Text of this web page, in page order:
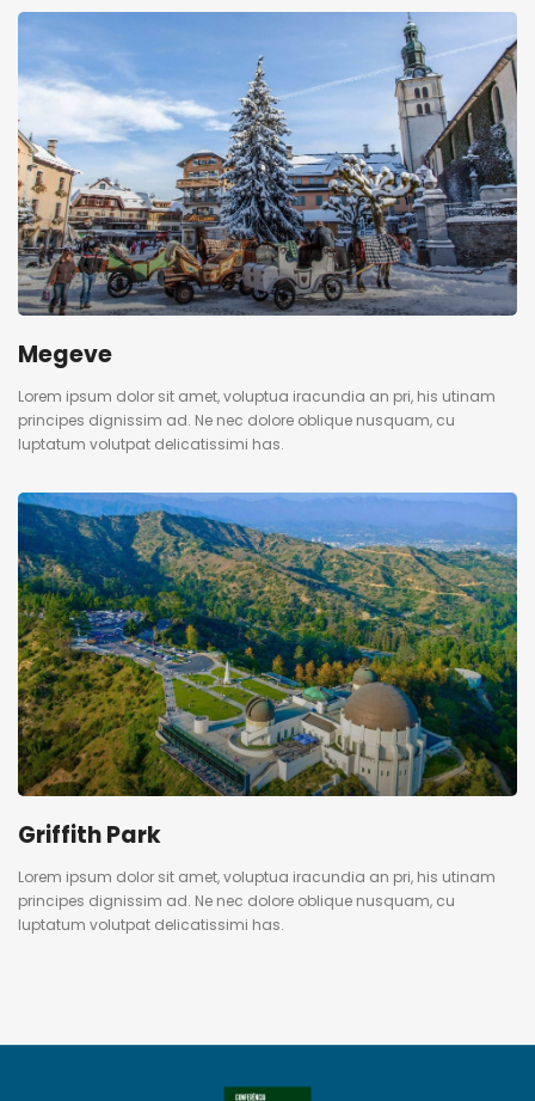
Megeve
Lorem ipsum dolor sit amet, voluptua iracundia an pri, his utinam
principes dignissim ad. Ne nec dolore oblique nusquam, cu
luptatum volutpat delicatissimi has.
Griffith Park
Lorem ipsum dolor sit amet, voluptua iracundia an pri, his utinam
principes dignissim ad. Ne nec dolore oblique nusquam, cu
luptatum volutpat delicatissimi has.